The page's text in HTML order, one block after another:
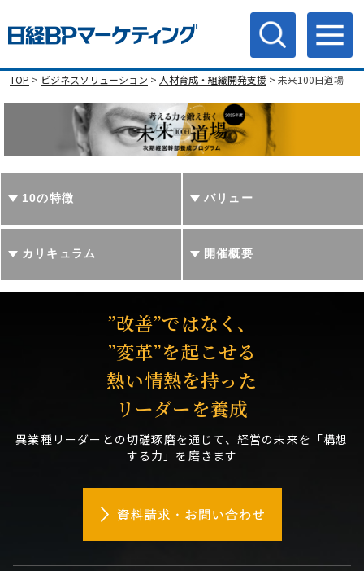
TOP > ビジネスソリューション > 人材育成・組織開発支援 > 未来100日道場
10の特徴 バリュー
カリキュラム 開催概要
”改善”ではなく、
”変革”を起こせる
熱い情熱を持った
リーダーを養成
異業種リーダーとの切磋琢磨を通じて、経営の未来を「構想
する力」を磨きます